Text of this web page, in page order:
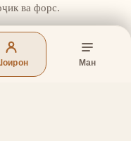
Ман
ва форс.